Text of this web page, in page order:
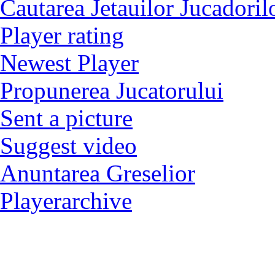
Catalog
Contact Slegatura
Impresii
Terms and conditions
Login
Vejerta Jucatorului
Cautarea Jetauilor
Player rating